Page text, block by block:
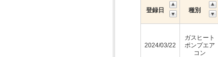
登録日 種別
2024/03/22
ガスヒート
ポンプエア
コン